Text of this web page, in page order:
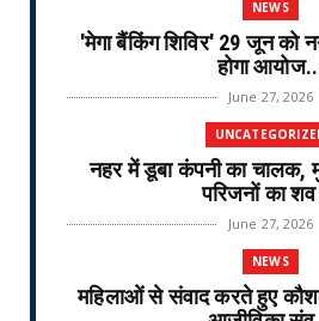
NEWS
'मेगा बैंकिंग शिविर' 29 जून को
होगा
June 27, 2026
नहर में डूबा कंपनी का चालक,
परिजनों का
June 27, 2026
NEWS
महिलाओं से संवाद करते हुए